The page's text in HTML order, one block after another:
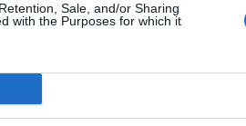
Sale, and/or Sharing
with the Purposes for which it